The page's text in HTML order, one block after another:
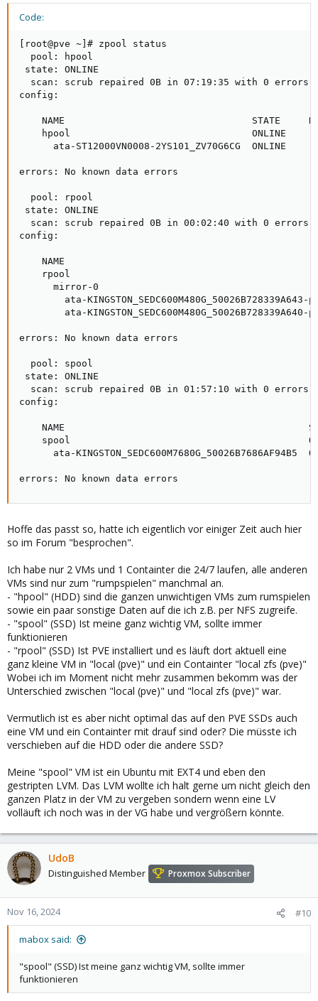
Code:
[root@pve ~]# zpool status
  pool: hpool
state: ONLINE
scan: scrub repaired 0B in 07:19:35 with 0 errors
config:
NAME                                 STATE
hpool                                ONLINE
ata-ST12000VN0008-2YS101_ZV70G6CG  ONLINE
errors: No known data errors
  pool: rpool
state: ONLINE
scan: scrub repaired 0B in 00:02:40 with 0 errors
config:
NAME
rpool
mirror-0
ata-KINGSTON_SEDC600M480G_50026B728339A643-
ata-KINGSTON_SEDC600M480G_50026B728339A640-
errors: No known data errors
  pool: spool
state: ONLINE
scan: scrub repaired 0B in 01:57:10 with 0 errors
config:
NAME
spool
ata-KINGSTON_SEDC600M7680G_50026B7686AF94B5
errors: No known data errors
Hoffe das passt so, hatte ich eigentlich vor einiger Zeit auch hier
so im Forum "besprochen".
Ich habe nur 2 VMs und 1 Containter die 24/7 laufen, alle anderen
VMs sind nur zum "rumpspielen" manchmal an.
- "hpool" (HDD) sind die ganzen unwichtigen VMs zum rumspielen
sowie ein paar sonstige Daten auf die ich z.B. per NFS zugreife.
- "spool" (SSD) Ist meine ganz wichtig VM, sollte immer
funktionieren
- "rpool" (SSD) Ist PVE installiert und es läuft dort aktuell eine
ganz kleine VM in "local (pve)" und ein Containter "local zfs (pve)"
Wobei ich im Moment nicht mehr zusammen bekomm was der
Unterschied zwischen "local (pve)" und "local zfs (pve)" war.
Vermutlich ist es aber nicht optimal das auf den PVE SSDs auch
eine VM und ein Containter mit drauf sind oder? Die müsste ich
verschieben auf die HDD oder die andere SSD?
Meine "spool" VM ist ein Ubuntu mit EXT4 und eben den
gestripten LVM. Das LVM wollte ich halt gerne um nicht gleich den
ganzen Platz in der VM zu vergeben sondern wenn eine LV
volläuft ich noch was in der VG habe und vergrößern könnte.
UdoB
Distinguished Member Proxmox Subscriber
Nov 16, 2024 #10
mabox said:
"spool" (SSD) Ist meine ganz wichtig VM, sollte immer
funktionieren